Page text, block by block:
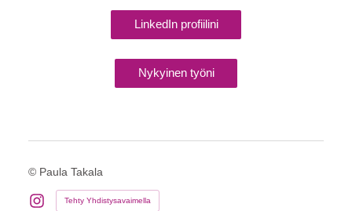
LinkedIn profiilini
Nykyinen työni
© Paula Takala
Tehty Yhdistysavaimella